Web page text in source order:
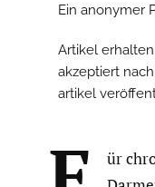
Ein anonymer
Artikel
akzeptiert
artikel
ür